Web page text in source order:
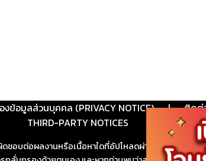
งข้อมูลส่วนบุคคล (PRIVACY NOTICE) | ติดต่
THIRD-PARTY NOTICES
อบต่อผลงานหรือเนื้อหาใดที่อัปโหลดผ่านเว็บไซต์และป